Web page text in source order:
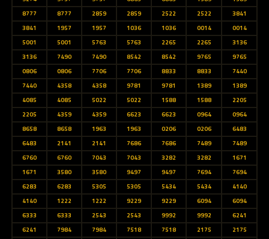
8777
8777 2859 2859 2522 2522
3841
3841
1957 1957 1036 1036 0014
0014
5001
5001 5763 5763 2265 2265
3136
3136
7490 7490 8542 8542 9765
9765
0806
0806 7706 7706 8833 8833
7440
7440
4358 4358 9781 9781 1389
1389
4085
4085 5022 5022 1588 1588
2205
2205
4359 4359 6623 6623 0964
0964
8658
8658 1963 1963 0206 0206
6483
6483
2141 2141 7686 7686 7489
7489
6760
6760 7043 7043 3282 3282
1671
1671
3580 3580 9497 9497 7694
7694
6283
6283 5305 5305 5434 5434
4140
4140
1222 1222 9229 9229 6094
6094
6333
6333 2543 2543 9992 9992
6241
6241
7984 7984 7518 7518 2175
2175